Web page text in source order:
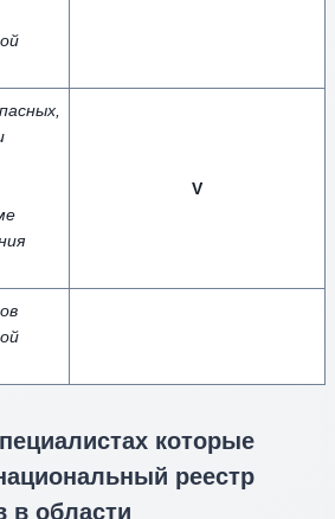
V
которые
реестр
в области